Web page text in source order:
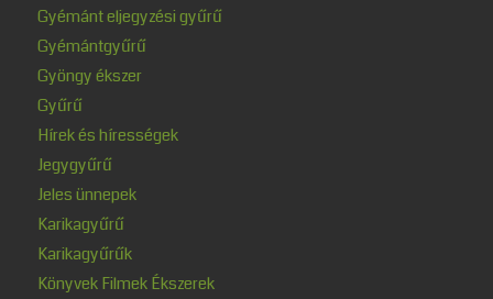
Gyémánt eljegyzési gyűrű
Gyémántgyűrű
Gyöngy ékszer
Gyűrű
Hírek és hírességek
Jegygyűrű
Jeles ünnepek
Karikagyűrű
Karikagyűrűk
Könyvek Filmek Ékszerek